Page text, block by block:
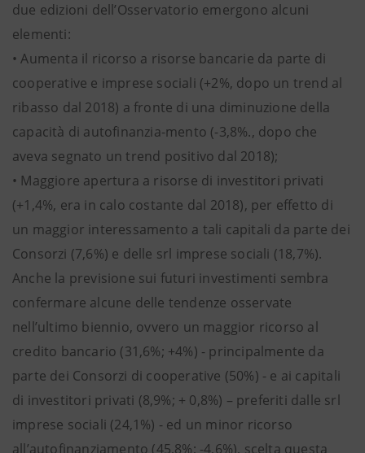
due edizioni dell’Osservatorio emergono alcuni
elementi:
• Aumenta il ricorso a risorse bancarie da parte di
cooperative e imprese sociali (+2%, dopo un trend al
ribasso dal 2018) a fronte di una diminuzione della
capacità di autofinanzia-mento (-3,8%., dopo che
aveva segnato un trend positivo dal 2018);
• Maggiore apertura a risorse di investitori privati
(+1,4%, era in calo costante dal 2018), per effetto di
un maggior interessamento a tali capitali da parte dei
Consorzi (7,6%) e delle srl imprese sociali (18,7%).
Anche la previsione sui futuri investimenti sembra
confermare alcune delle tendenze osservate
nell’ultimo biennio, ovvero un maggior ricorso al
credito bancario (31,6%; +4%) - principalmente da
parte dei Consorzi di cooperative (50%) - e ai capitali
di investitori privati (8,9%; + 0,8%) – preferiti dalle srl
imprese sociali (24,1%) - ed un minor ricorso
all’autofinanziamento (45,8%; -4,6%), scelta questa